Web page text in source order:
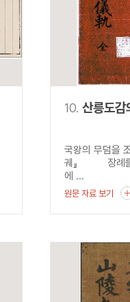
10. 산릉도감
국왕의 무덤을
궤』 장례를
에 ...
원문 자료 보기